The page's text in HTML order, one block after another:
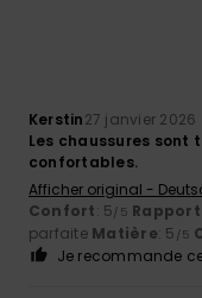
Kerstin27 janvier 2026
Les chaussures
confortables.
Afficher original -
Confort: 5/5
parfaite Matière: 5 /5
Je recommande